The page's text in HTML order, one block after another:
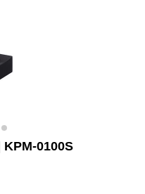
KPM-0100S